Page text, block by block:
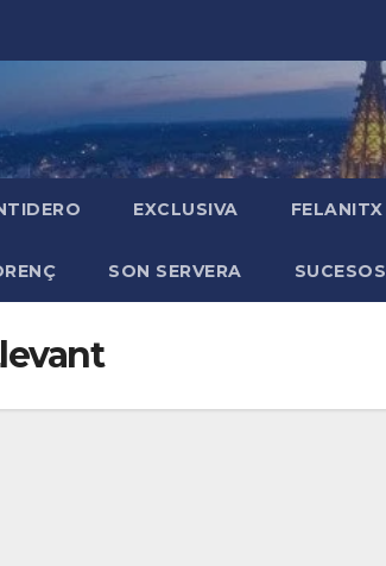
EXCLUSIVA FELANITX
SON SERVERA SUCESOS